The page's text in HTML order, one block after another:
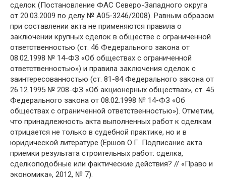
сделок (Постановление ФАС Северо-Западного округа
от 20.03.2009 по делу № А05-3246/2008). Равным образом
при составлении акта не применяются правила о
заключении крупных сделок в обществе с ограниченной
ответственностью (ст. 46 Федерального закона от
08.02.1998 № 14-ФЗ «Об обществах с ограниченной
ответственностью») и правила заключения сделок с
заинтересованностью (ст. 81-84 Федерального закона от
26.12.1995 № 208-ФЗ «Об акционерных обществах», ст. 45
Федерального закона от 08.02.1998 № 14-ФЗ «Об
обществах с ограниченной ответственностью»). Отметим,
что принадлежность акта выполненных работ к сделкам
отрицается не только в судебной практике, но и в
юридической литературе (Ершов О.Г. Подписание акта
приемки результата строительных работ: сделка,
сделкоподобные или фактические действия? // «Право и
экономика», 2012, № 7).